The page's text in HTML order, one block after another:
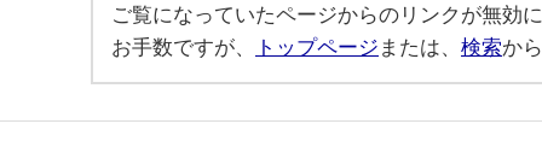
ご覧になっていたページからのリンクが無効
お手数ですが、
トップページ または、 検索か